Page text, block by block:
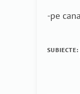
-pe
SUBIECTE: